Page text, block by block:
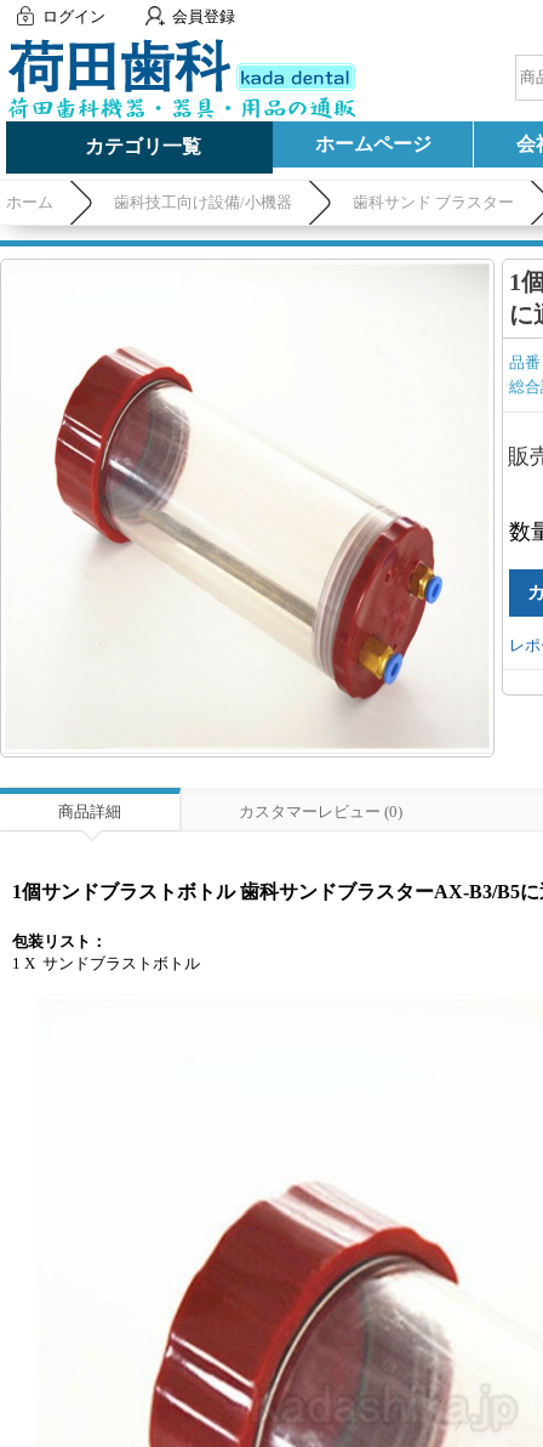
ログイン 会員登録
カテゴリ一覧 ホームページ 会
ホーム 歯科技工向け設備/小機器 歯科サンド ブラスター
1
に
品
総
販
数
レ
商品詳細 カスタマーレビュー (0)
1個サンドブラストボトル 歯科サンドブラスターAX-B3/B5
包装リスト：
1 X サンドブラストボトル